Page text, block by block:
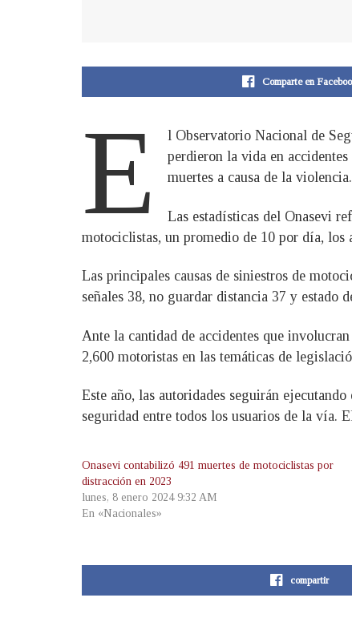
Comparte en
E
l Observatorio Nacional de
perdieron la vida en
muertes a causa de la violencia.
Las estadísticas del Onasevi
motociclistas, un promedio de 10 por día,
Las principales causas de siniestros de
señales 38, no guardar distancia 37 y estado
Ante la cantidad de accidentes que
2,600 motoristas en las temáticas de
Este año, las autoridades seguirán
seguridad entre todos los usuarios de la vía.
Onasevi contabilizó 491 muertes de motociclistas por
distracción en 2023
lunes, 8 enero 2024 9:32 AM
En «Nacionales»
compartir